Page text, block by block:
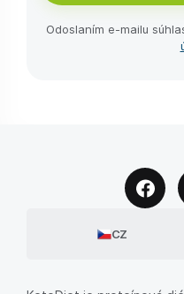
Odoslaním e-⁠mailu
CZ